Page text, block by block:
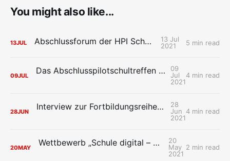
You might also like...
13JUL Abschlussforum der HPI Schul-Cloud
13 Jul
2021
5 min read
09JUL Das Abschlusspilotschultreffen der HPI Schul-Cloud: Wiedersehen macht Freude
09
Jul
2021
4 min read
28JUN Interview zur Fortbildungsreihe der HPI Schul-Cloud „Mit Design Thinking neue Ideen für die digitale Schule entwerfen“
28
Jun
2021
4 min read
20MAY Wettbewerb „Schule digital – so geht’s!“ startet
20
May
2021
2 min read